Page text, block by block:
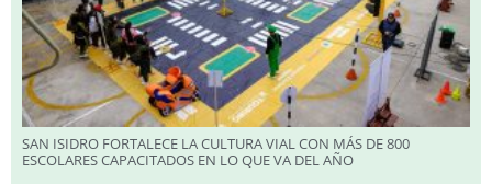
SAN ISIDRO FORTALECE LA CULTURA VIAL CON MÁS DE 800
ESCOLARES CAPACITADOS EN LO QUE VA DEL AÑO